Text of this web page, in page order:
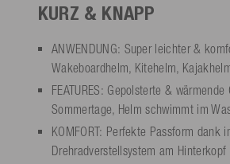
KURZ & KNAPP
ANWENDUNG: Super leichter &
Wakeboardhelm, Kitehelm,
FEATURES: Gepolsterte &
Sommertage, Helm schwimmt im
KOMFORT: Perfekte Passform dank
Drehradverstellsystem am Hinterkopf